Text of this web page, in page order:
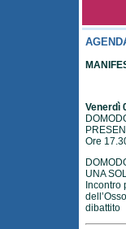
Venerdì
Ore
UNA
Incontro
dibattito